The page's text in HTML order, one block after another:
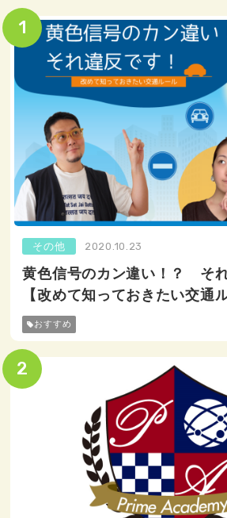
その他 2020.10.23
黄色信号のカン違い！？ それ
【改めて知っておきたい交通
おすすめ